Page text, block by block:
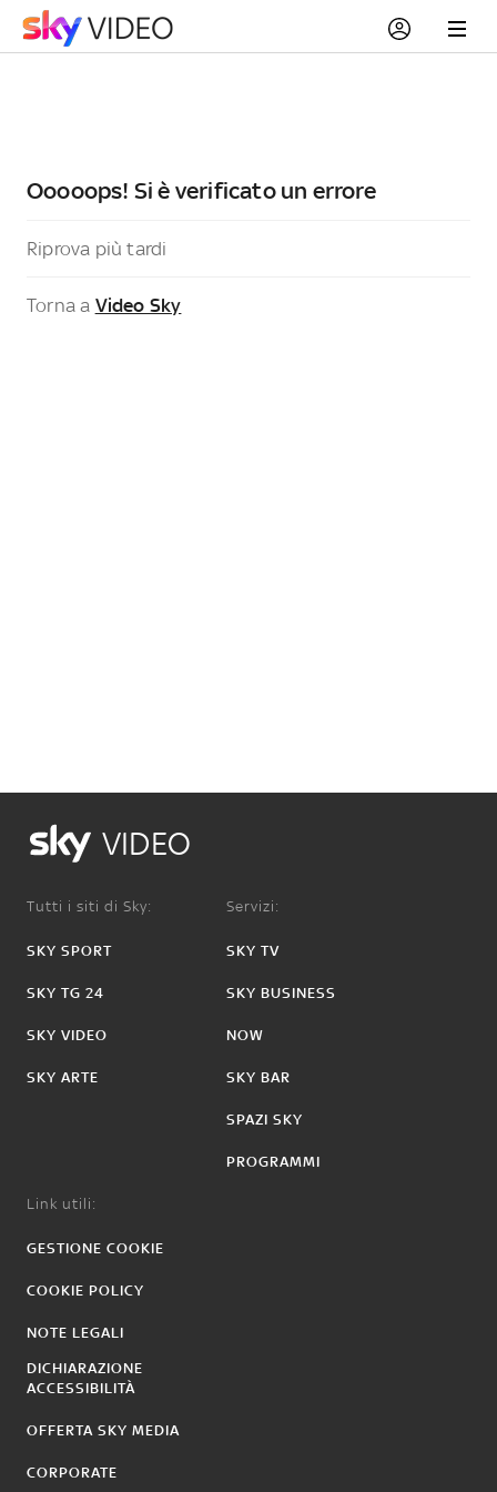
Ooooops! Si è verificato un errore
Riprova più tardi
Torna a Video Sky
VIDEO
Tutti i siti di Sky:
SKY SPORT
SKY TG 24
SKY VIDEO
SKY ARTE
Servizi:
SKY TV
SKY BUSINESS
NOW
SKY BAR
SPAZI SKY
PROGRAMMI
Link utili:
GESTIONE COOKIE
COOKIE POLICY
NOTE LEGALI
DICHIARAZIONE
ACCESSIBILITÀ
OFFERTA SKY MEDIA
CORPORATE